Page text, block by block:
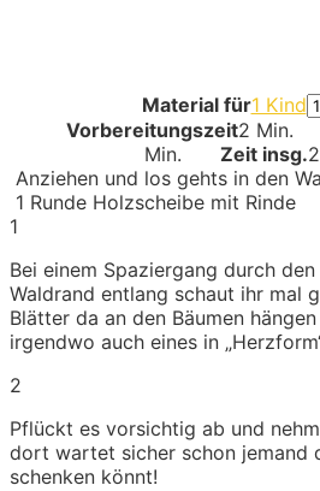
Material für1 Kind
Vorbereitungszeit2 Min.
Min.
Zeit insg.
Anziehen und los gehts in den
1 Runde Holzscheibe mit Rinde
1
Bei einem Spaziergang durch
Waldrand entlang schaut ihr mal
Blätter da an den Bäumen
irgendwo auch eines in
2
Pflückt es vorsichtig ab und
dort wartet sicher schon jemand
schenken könnt!